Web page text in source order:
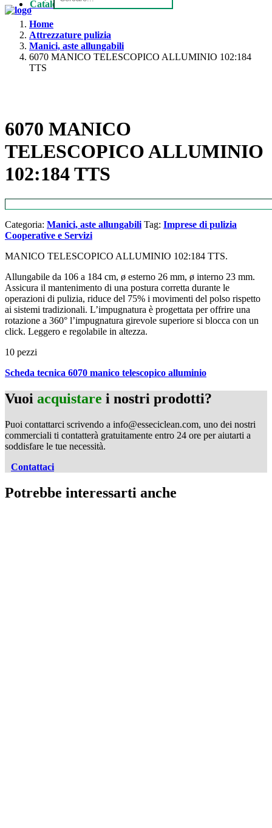
Catalogo
Home
Attrezzature pulizia
Manici, aste allungabili
6070 MANICO TELESCOPICO ALLUMINIO 102:184
TTS
6070 MANICO
TELESCOPICO ALLUMINIO
102:184 TTS
Categoria: Manici, aste allungabili Tag: Imprese di pulizia
Cooperative e Servizi
MANICO TELESCOPICO ALLUMINIO 102:184 TTS.
Allungabile da 106 a 184 cm, ø esterno 26 mm, ø interno 23 mm.
Assicura il mantenimento di una postura corretta durante le
operazioni di pulizia, riduce del 75% i movimenti del polso rispetto
ai sistemi tradizionali. L’impugnatura è progettata per offrire una
rotazione a 360° l’impugnatura girevole superiore si blocca con un
click. Leggero e regolabile in altezza.
10 pezzi
Scheda tecnica 6070 manico telescopico alluminio
Vuoi acquistare i nostri prodotti?
Puoi contattarci scrivendo a info@esseciclean.com, uno dei nostri
commerciali ti contatterà gratuitamente entro 24 ore per aiutarti a
soddisfare le tue necessità.
Contattaci
Potrebbe interessarti anche